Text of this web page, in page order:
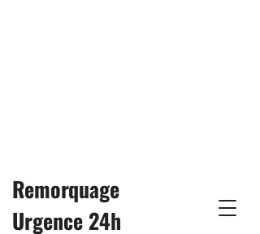
Remorquage
Urgence 24h